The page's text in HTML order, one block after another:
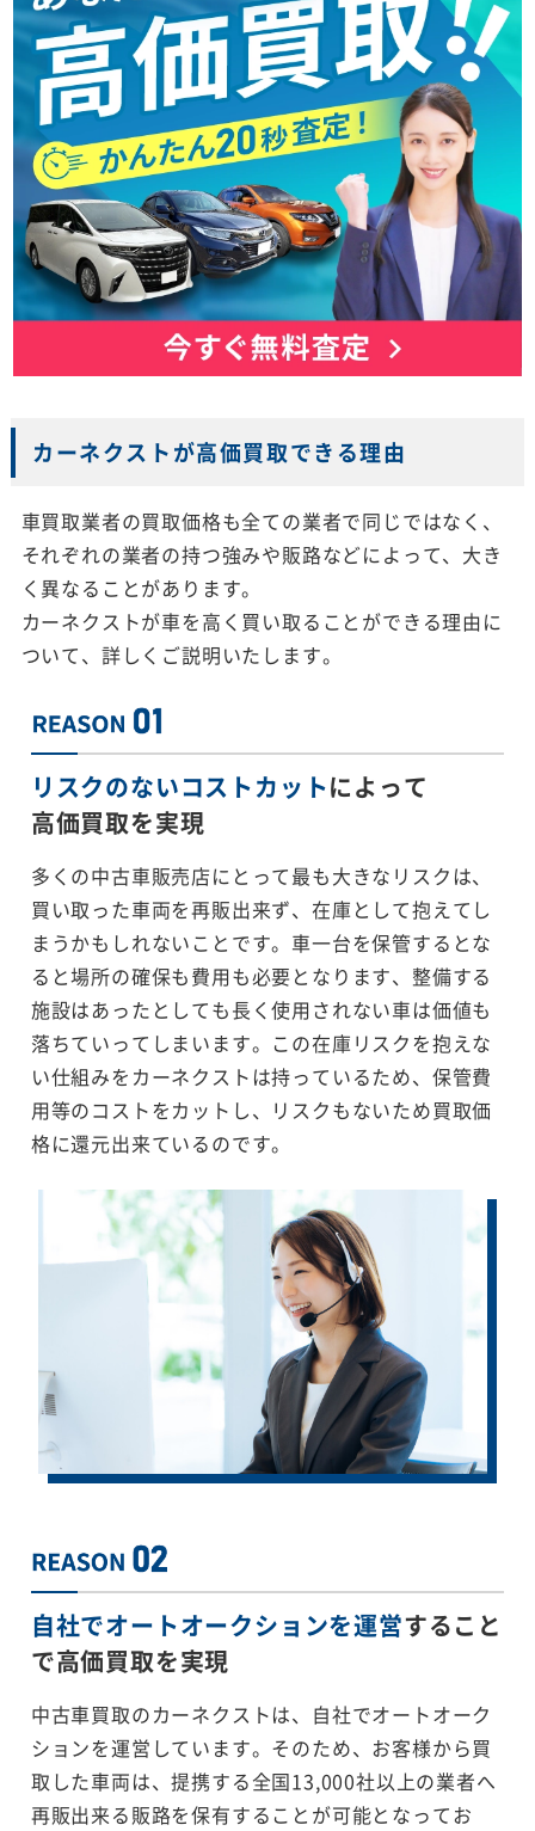
カーネクストが高価買取できる理由
車買取業者の買取価格も全ての業者で同じではなく、
それぞれの業者の持つ強みや販路などによって、大き
く異なることがあります。
カーネクストが車を高く買い取ることができる理由に
ついて、詳しくご説明いたします。
リスクのないコストカットによって
高価買取を実現
多くの中古車販売店にとって最も大きなリスクは、
買い取った車両を再販出来ず、在庫として抱えてし
まうかもしれないことです。車一台を保管するとな
ると場所の確保も費用も必要となります、整備する
施設はあったとしても長く使用されない車は価値も
落ちていってしまいます。この在庫リスクを抱えな
い仕組みをカーネクストは持っているため、保管費
用等のコストをカットし、リスクもないため買取価
格に還元出来ているのです。
自社でオートオークションを運営すること
で高価買取を実現
中古車買取のカーネクストは、自社でオートオーク
ションを運営しています。そのため、お客様から買
取した車両は、提携する全国13,000社以上の業者へ
再販出来る販路を保有することが可能となってお